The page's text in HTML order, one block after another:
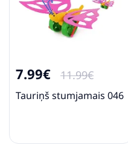
7.99€ 11.99€
Tauriņš stumjamais 046